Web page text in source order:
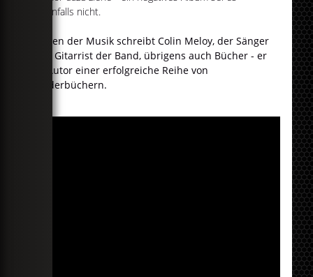
jedenfalls nicht.
Neben der Musik schreibt Colin Meloy, der Sänger
und Gitarrist der Band, übrigens auch Bücher - er
ist Autor einer erfolgreiche Reihe von
Kinderbüchern.